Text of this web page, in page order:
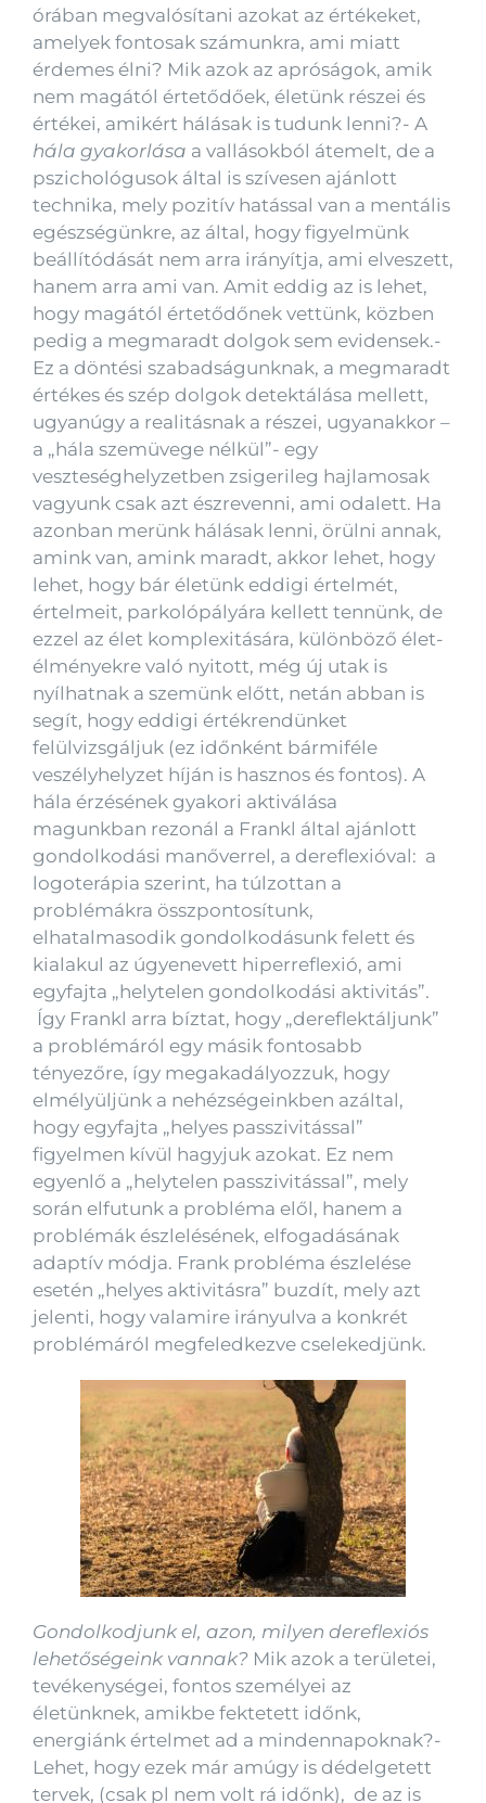
órában megvalósítani azokat az értékeket,
amelyek fontosak számunkra, ami miatt
érdemes élni? Mik azok az apróságok, amik
nem magától értetődőek, életünk részei és
értékei, amikért hálásak is tudunk lenni?- A
hála gyakorlása a vallásokból átemelt, de a
pszichológusok által is szívesen ajánlott
technika, mely pozitív hatással van a mentális
egészségünkre, az által, hogy figyelmünk
beállítódását nem arra irányítja, ami elveszett,
hanem arra ami van. Amit eddig az is lehet,
hogy magától értetődőnek vettünk, közben
pedig a megmaradt dolgok sem evidensek.-
Ez a döntési szabadságunknak, a megmaradt
értékes és szép dolgok detektálása mellett,
ugyanúgy a realitásnak a részei, ugyanakkor –
a „hála szemüvege nélkül”- egy
veszteséghelyzetben zsigerileg hajlamosak
vagyunk csak azt észrevenni, ami odalett. Ha
azonban merünk hálásak lenni, örülni annak,
amink van, amink maradt, akkor lehet, hogy
lehet, hogy bár életünk eddigi értelmét,
értelmeit, parkolópályára kellett tennünk, de
ezzel az élet komplexitására, különböző élet-
élményekre való nyitott, még új utak is
nyílhatnak a szemünk előtt, netán abban is
segít, hogy eddigi értékrendünket
felülvizsgáljuk (ez időnként bármiféle
veszélyhelyzet híján is hasznos és fontos). A
hála érzésének gyakori aktiválása
magunkban rezonál a Frankl által ajánlott
gondolkodási manőverrel, a dereflexióval: a
logoterápia szerint, ha túlzottan a
problémákra összpontosítunk,
elhatalmasodik gondolkodásunk felett és
kialakul az úgyenevett hiperreflexió, ami
egyfajta „helytelen gondolkodási aktivitás”.
Így Frankl arra bíztat, hogy „dereflektáljunk”
a problémáról egy másik fontosabb
tényezőre, így megakadályozzuk, hogy
elmélyüljünk a nehézségeinkben azáltal,
hogy egyfajta „helyes passzivitással”
figyelmen kívül hagyjuk azokat. Ez nem
egyenlő a „helytelen passzivitással”, mely
során elfutunk a probléma elől, hanem a
problémák észlelésének, elfogadásának
adaptív módja. Frank probléma észlelése
esetén „helyes aktivitásra” buzdít, mely azt
jelenti, hogy valamire irányulva a konkrét
problémáról megfeledkezve cselekedjünk.
Gondolkodjunk el, azon, milyen dereflexiós
lehetőségeink vannak? Mik azok a területei,
tevékenységei, fontos személyei az
életünknek, amikbe fektetett időnk,
energiánk értelmet ad a mindennapoknak?-
Lehet, hogy ezek már amúgy is dédelgetett
tervek, (csak pl nem volt rá időnk), de az is